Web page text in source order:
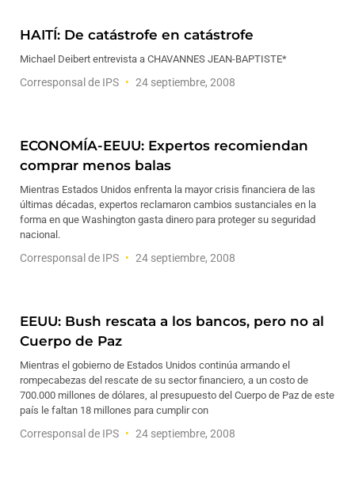
HAITÍ: De catástrofe en catástrofe
Michael Deibert entrevista a CHAVANNES JEAN-BAPTISTE*
Corresponsal de IPS 24 septiembre, 2008
ECONOMÍA-EEUU: Expertos recomiendan
comprar menos balas
Mientras Estados Unidos enfrenta la mayor crisis financiera de las
últimas décadas, expertos reclamaron cambios sustanciales en la
forma en que Washington gasta dinero para proteger su seguridad
nacional.
Corresponsal de IPS 24 septiembre, 2008
EEUU: Bush rescata a los bancos, pero no al
Cuerpo de Paz
Mientras el gobierno de Estados Unidos continúa armando el
rompecabezas del rescate de su sector financiero, a un costo de
700.000 millones de dólares, al presupuesto del Cuerpo de Paz de este
país le faltan 18 millones para cumplir con
Corresponsal de IPS 24 septiembre, 2008